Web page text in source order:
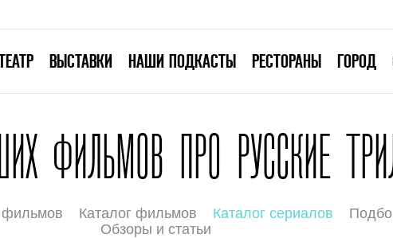
ВЫСТАВКИ НАШИ ПОДКАСТЫ РЕСТОРАНЫ ГОРОД
ФИЛЬМОВ ПРО РУССКИЕ
фильмов Каталог фильмов Каталог сериалов
Обзоры и статьи